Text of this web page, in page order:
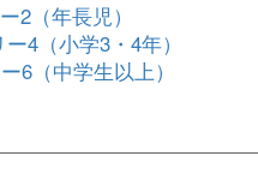
2（年長児）
4（小学3・4年）
6（中学生以上）